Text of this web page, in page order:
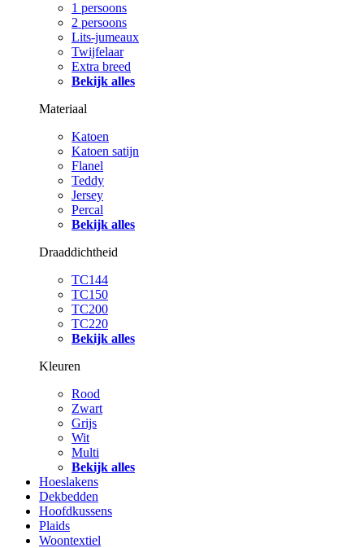
1 persoons
2 persoons
Lits-jumeaux
Twijfelaar
Extra breed
Bekijk alles
Materiaal
Katoen
Katoen satijn
Flanel
Teddy
Jersey
Percal
Bekijk alles
Draaddichtheid
TC144
TC150
TC200
TC220
Bekijk alles
Kleuren
Rood
Zwart
Grijs
Wit
Multi
Bekijk alles
Hoeslakens
Dekbedden
Hoofdkussens
Plaids
Woontextiel